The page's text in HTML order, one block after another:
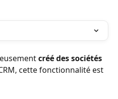
créé des sociétés
cette fonctionnalité est